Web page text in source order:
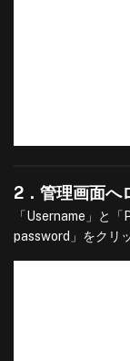
2．管理画面へ
「Username」と
password」をクリ